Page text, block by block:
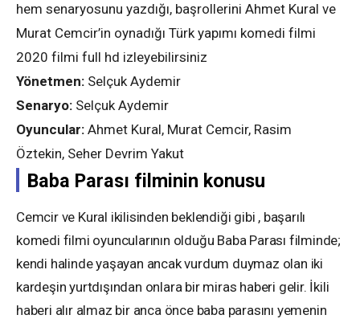
hem senaryosunu yazdığı, başrollerini Ahmet Kural ve
Murat Cemcir’in oynadığı Türk yapımı komedi filmi
2020 filmi full hd izleyebilirsiniz
Yönetmen: Selçuk Aydemir
Senaryo: Selçuk Aydemir
Oyuncular: Ahmet Kural, Murat Cemcir, Rasim
Öztekin, Seher Devrim Yakut
Baba Parası filminin konusu
Cemcir ve Kural ikilisinden beklendiği gibi , başarılı
komedi filmi oyuncularının olduğu Baba Parası filminde;
kendi halinde yaşayan ancak vurdum duymaz olan iki
kardeşin yurtdışından onlara bir miras haberi gelir. İkili
haberi alır almaz bir anca önce baba parasını yemenin